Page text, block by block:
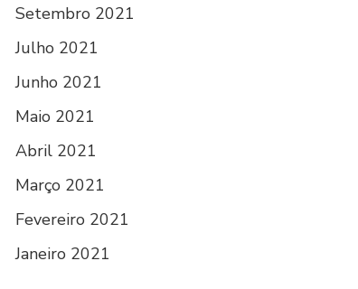
Setembro 2021
Julho 2021
Junho 2021
Maio 2021
Abril 2021
Março 2021
Fevereiro 2021
Janeiro 2021